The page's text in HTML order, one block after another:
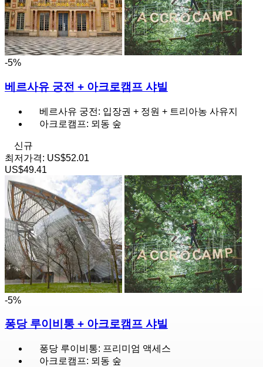
-5%
베르사유 궁전 + 아크로캠프 샤빌
베르사유 궁전: 입장권 + 정원 + 트리아농 사유지
아크로캠프: 뫼동 숲
신규
최저가격: US$52.01
US$49.41
-5%
퐁당 루이비통 + 아크로캠프 샤빌
퐁당 루이비통: 프리미엄 액세스
아크로캠프: 뫼동 숲